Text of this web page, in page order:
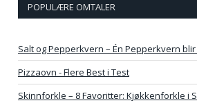
POPULÆRE OMTALER
Salt og Pepperkvern – Én Pepperkvern blir
Pizzaovn - Flere Best i Test
Skinnforkle – 8 Favoritter: Kjøkkenforkle i